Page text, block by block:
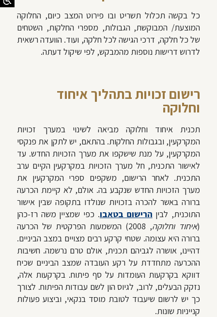
כל בקשה תכלול תשריט ובו פירוט המצב כיום, החלוקה
המוצעת/ המבוקשת, הגבולות, מספרי החלקות, השטחים
של כל חלקה, דרכי הגישה לכל חלקה, ועוד. הוועדה רשאית
לדרוש דרישות נוספות מהמבקש, לפי שיקול דעתה.
רישום זכויות בתהליך איחוד
וחלוקה
תכנית איחוד וחלוקה מביאה לשינוי במערך זכויות
המקרקעין, ובגבולות החלקות. בהתאם, יש לתקן את פנקסי
המקרקעין, על מנת שישקפו את מערך הזכויות החדש. עד
לאישור התכנית, חל מערך הזכויות במקרקעין הקיים ערב
התכנית. לאחר הרישום, משקפים ספרי המקרקעין את
מערך הזכויות החדש שנקבע בה. אולם, לא קיימת הכרעה
ברורה באשר להכרה בזכויות שנולדו בתקופה שבין אישור
התוכנית, לבין הרישום בטאבו. כפי שמציין משה רז-כהן
(איחוד וחלוקה
, 2008) המשמעות הפרקטית של הכרעה
ברורה היא עצומה. שטחי קרקע רבים מצויים במצב הביניים.
דהיינו, אושרה לגביהם תכנית, אולם טרם נרשמה. חשיבות
ההכרעה מתחדדת על רקע העובדה שמצב הביניים שכיח
דווקא בקרקעות העומדות על סף פיתוח. בקרקעות אלה,
נזקק הבעלים, לרוב, לגיוס הון לשם עבודות הפיתוח. לצורך
כך יש לרשום שיעבוד לטובת מוסד בנקאי, וביצוע פעולות
קנייניות שונות.